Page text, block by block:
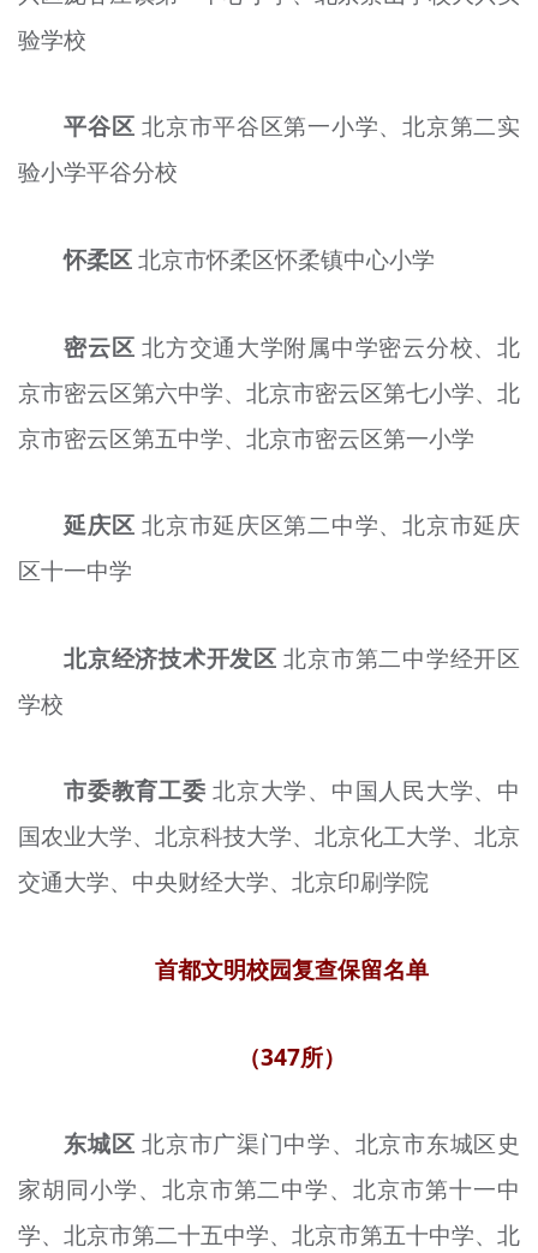
验学校
平谷区北京市平谷区第一小学、北京第二实
验小学平谷分校
怀柔区北京市怀柔区怀柔镇中心小学
密云区 北方交通大学附属中学密云分校、北
京市密云区第六中学、北京市密云区第七小学、北
京市密云区第五中学、北京市密云区第一小学
延庆区 北京市延庆区第二中学、北京市延庆
区十一中学
北京经济技术开发区 北京市第二中学经开区
学校
市委教育工委 北京大学、中国人民大学、中
国农业大学、北京科技大学、北京化工大学、北京
交通大学、中央财经大学、北京印刷学院
首都文明校园复查保留名单
（347所）
东城区 北京市广渠门中学、北京市东城区史
家胡同小学、北京市第二中学、北京市第十一中
学、北京市第二十五中学、北京市第五十中学、北